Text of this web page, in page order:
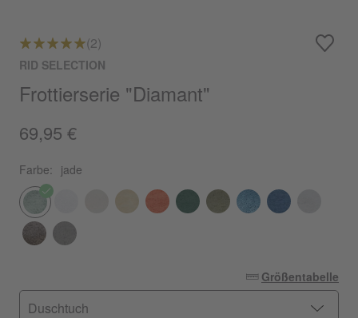
(2)
RID SELECTION
Frottierserie "Diamant"
69,95 €
Farbe: jade
Größentabelle
Duschtuch